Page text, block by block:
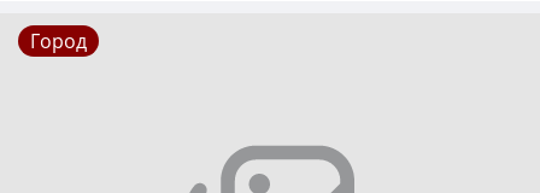
Город